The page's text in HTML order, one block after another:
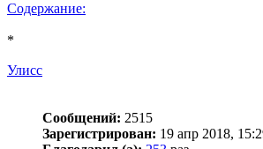
Содержание:
*
Улисс
Сообщений: 2515
Зарегистрирован: 19 апр 2018,